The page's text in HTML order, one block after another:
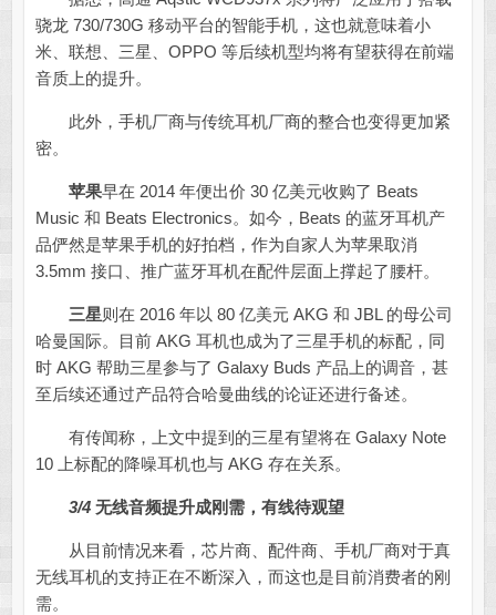
骁龙 730/730G 移动平台的智能手机，这也就意味着小
米、联想、三星、OPPO 等后续机型均将有望获得在前端
音质上的提升。
此外，手机厂商与传统耳机厂商的整合也变得更加紧
密。
苹果早在 2014 年便出价 30 亿美元收购了 Beats
Music 和 Beats Electronics。如今，Beats 的蓝牙耳机产
品俨然是苹果手机的好拍档，作为自家人为苹果取消
3.5mm 接口、推广蓝牙耳机在配件层面上撑起了腰杆。
三星则在 2016 年以 80 亿美元 AKG 和 JBL 的母公司
哈曼国际。目前 AKG 耳机也成为了三星手机的标配，同
时 AKG 帮助三星参与了 Galaxy Buds 产品上的调音，甚
至后续还通过产品符合哈曼曲线的论证还进行备述。
有传闻称，上文中提到的三星有望将在 Galaxy Note
10 上标配的降噪耳机也与 AKG 存在关系。
3/4 无线音频提升成刚需，有线待观望
从目前情况来看，芯片商、配件商、手机厂商对于真
无线耳机的支持正在不断深入，而这也是目前消费者的刚
需。